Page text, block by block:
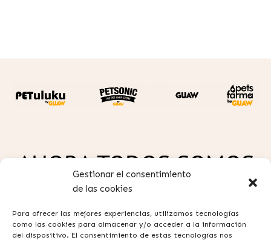
Gestionar el consentimiento
de las cookies
Para ofrecer las mejores experiencias, utilizamos tecnologías
como las cookies para almacenar y/o acceder a la información
del dispositivo. El consentimiento de estas tecnologías nos
AHORA TODOS SOMOS
GUAW